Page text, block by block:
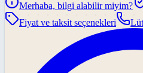
Merhaba, bilgi alabilir miyim?
Fiyat ve taksit seçenekleri